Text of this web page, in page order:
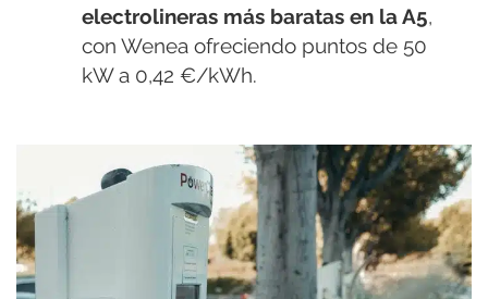
electrolineras más baratas en la A5,
con Wenea ofreciendo puntos de 50
kW a 0,42 €/kWh.